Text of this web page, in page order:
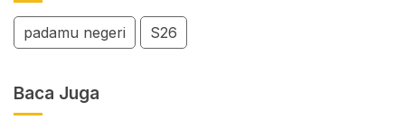
padamu negeri S26
Baca Juga